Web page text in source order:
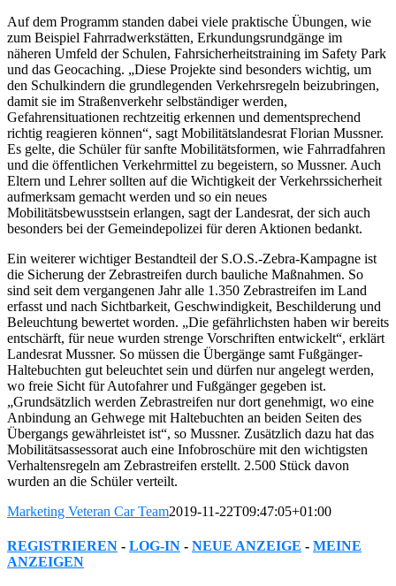
Auf dem Programm standen dabei viele praktische Übungen, wie
zum Beispiel Fahrradwerkstätten, Erkundungsrundgänge im
näheren Umfeld der Schulen, Fahrsicherheitstraining im Safety Park
und das Geocaching. „Diese Projekte sind besonders wichtig, um
den Schulkindern die grundlegenden Verkehrsregeln beizubringen,
damit sie im Straßenverkehr selbständiger werden,
Gefahrensituationen rechtzeitig erkennen und dementsprechend
richtig reagieren können“, sagt Mobilitätslandesrat Florian Mussner.
Es gelte, die Schüler für sanfte Mobilitätsformen, wie Fahrradfahren
und die öffentlichen Verkehrmittel zu begeistern, so Mussner. Auch
Eltern und Lehrer sollten auf die Wichtigkeit der Verkehrssicherheit
aufmerksam gemacht werden und so ein neues
Mobilitätsbewusstsein erlangen, sagt der Landesrat, der sich auch
besonders bei der Gemeindepolizei für deren Aktionen bedankt.
Ein weiterer wichtiger Bestandteil der S.O.S.-Zebra-Kampagne ist
die Sicherung der Zebrastreifen durch bauliche Maßnahmen. So
sind seit dem vergangenen Jahr alle 1.350 Zebrastreifen im Land
erfasst und nach Sichtbarkeit, Geschwindigkeit, Beschilderung und
Beleuchtung bewertet worden. „Die gefährlichsten haben wir bereits
entschärft, für neue wurden strenge Vorschriften entwickelt“, erklärt
Landesrat Mussner. So müssen die Übergänge samt Fußgänger-
Haltebuchten gut beleuchtet sein und dürfen nur angelegt werden,
wo freie Sicht für Autofahrer und Fußgänger gegeben ist.
„Grundsätzlich werden Zebrastreifen nur dort genehmigt, wo eine
Anbindung an Gehwege mit Haltebuchten an beiden Seiten des
Übergangs gewährleistet ist“, so Mussner. Zusätzlich dazu hat das
Mobilitätsassessorat auch eine Infobroschüre mit den wichtigsten
Verhaltensregeln am Zebrastreifen erstellt. 2.500 Stück davon
wurden an die Schüler verteilt.
Marketing Veteran Car Team2019-11-22T09:47:05+01:00
REGISTRIEREN - LOG-IN - NEUE ANZEIGE - MEINE
ANZEIGEN